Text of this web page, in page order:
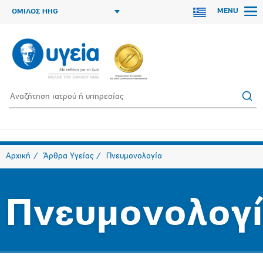
ΟΜΙΛΟΣ HHG MENU
Αρχική Άρθρα Υγείας Πνευμονολογία